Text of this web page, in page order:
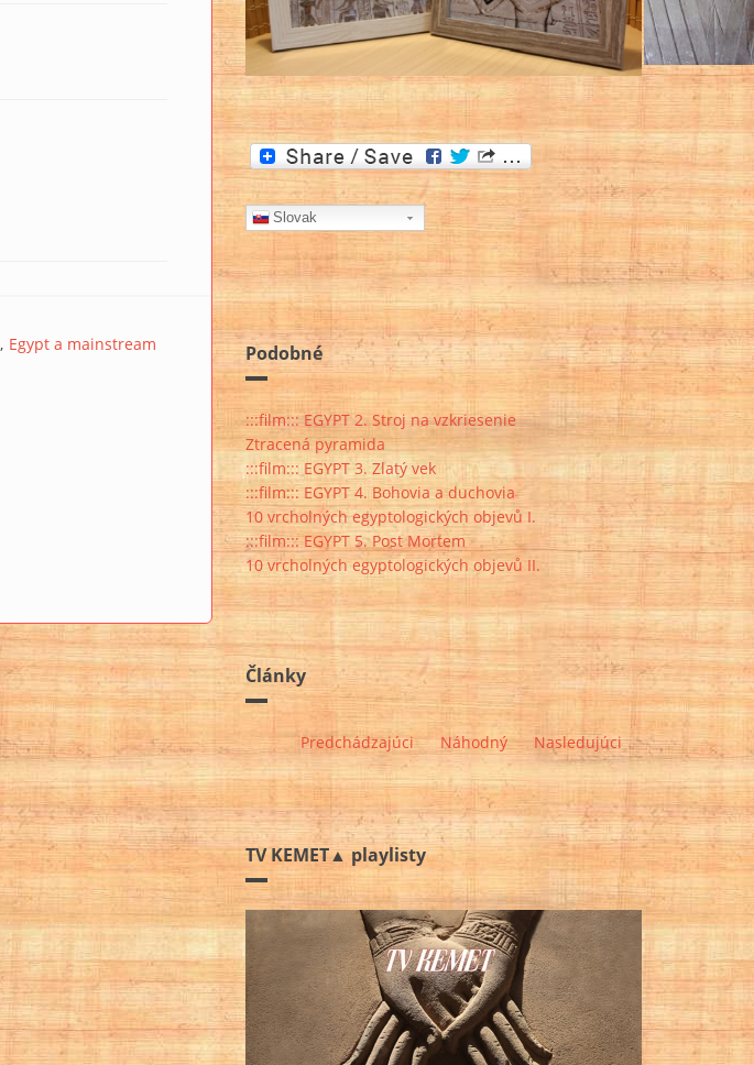
Egypt a mainstream
Slovak
Podobné
:::film::: EGYPT 2. Stroj na vzkriesenie
Ztracená pyramida
:::film::: EGYPT 3. Zlatý vek
:::film::: EGYPT 4. Bohovia a duchovia
10 vrcholných egyptologických objevů I.
:::film::: EGYPT 5. Post Mortem
10 vrcholných egyptologických objevů II.
Články
Predchádzajúci Náhodný Nasledujúci
TV KEMET▲ playlisty